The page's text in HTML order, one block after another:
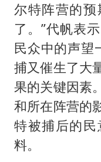
尔特阵营的
了。”代帆表
民众中的声望
捕又催生了大
果的关键因素
和所在阵营的
特被捕后的
料。